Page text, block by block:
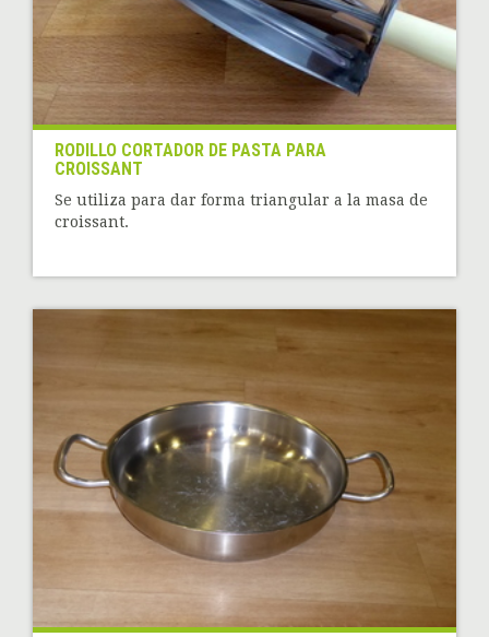
RODILLO CORTADOR DE PASTA PARA
CROISSANT
Se utiliza para dar forma triangular a la masa de
croissant.